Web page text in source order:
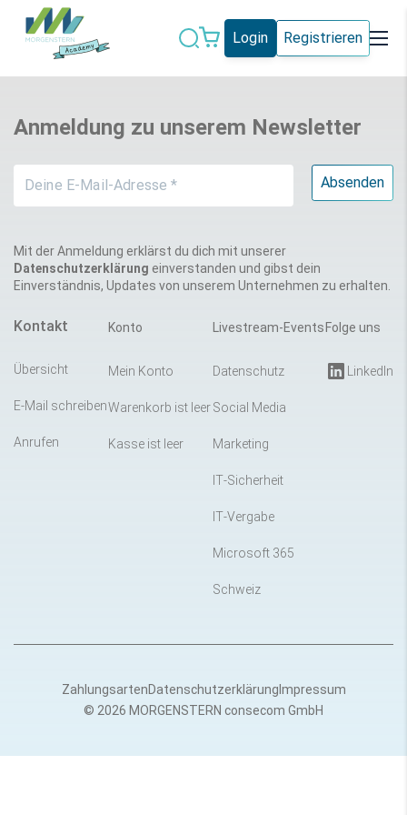
Login Registrieren
Künstliche
Microsoft 365
Schweiz Social Media
Anmeldung zu unserem Newsletter
Mit der Anmeldung erklärst du dich mit unserer
Datenschutzerklärung einverstanden und gibst dein
Einverständnis, Updates von unserem Unternehmen zu erhalten.
Kontakt
Übersicht
E-Mail schreiben
Anrufen
Konto
Mein Konto
Warenkorb ist leer
Kasse ist leer
Livestream-Events
Datenschutz
Social Media
Marketing
IT-Sicherheit
IT-Vergabe
Microsoft 365
Schweiz
Folge uns
LinkedIn
© 2026 MORGENSTERN consecom GmbH
ZahlungsartenDatenschutzerklärung Impressum